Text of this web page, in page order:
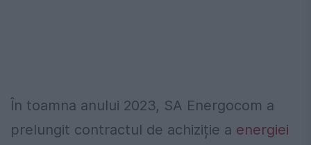
În toamna anului 2023, SA Energocom a
prelungit contractul de achiziție a energiei